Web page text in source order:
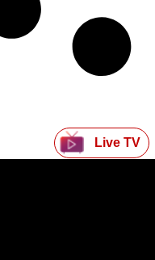
Live TV